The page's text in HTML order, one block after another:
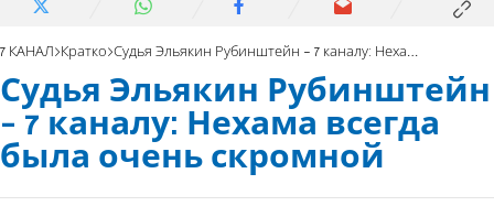
7 КАНАЛ Кратко Судья Эльякин Рубинштейн - 7 каналу: Нехама всегда была очень скромной
Судья Эльякин Рубинштейн
- 7 каналу: Нехама всегда
была очень скромной